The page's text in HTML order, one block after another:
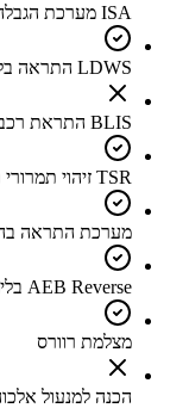
ISA מערכת הגבלה אוטומטית למהירות הרכב
LDWS התראה בלבד לסטיה מנתיב
BLIS התראת רכב בשטח מת
TSR זיהוי תמרורי תנועה
מערכת התראה
AEB Reverse בלימה אוטונומית בנסיעה לאחור
מצלמת רוורס
הכנה למנעול